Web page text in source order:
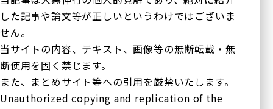
（活動性甲状腺眼症に対す
る新治療薬）
オルソケラトロジー
ICL/IPCL
多焦点眼内レンズ
した記事や論文等が正しいというわけではございま
せん。
当サイトの内容、テキスト、画像等の無断転載・無
断使用を固く禁じます。
また、まとめサイト等への引用を厳禁いたします。
Unauthorized copying and replication of the